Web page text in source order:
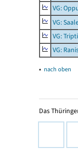
VG:
VG:
VG:
VG:
▴ nach oben
Das